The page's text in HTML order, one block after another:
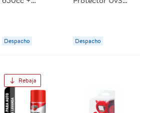
650cc 2 Un
AutoDrive
Despacho Despacho
Rebaja